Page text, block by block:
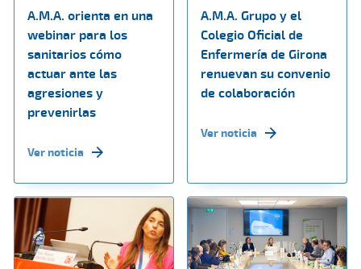
A.M.A. orienta en una
webinar para los
sanitarios cómo
actuar ante las
agresiones y
prevenirlas
Ver noticia
A.M.A. Grupo y el
Colegio Oficial de
Enfermería de Girona
renuevan su convenio
de colaboración
Ver noticia